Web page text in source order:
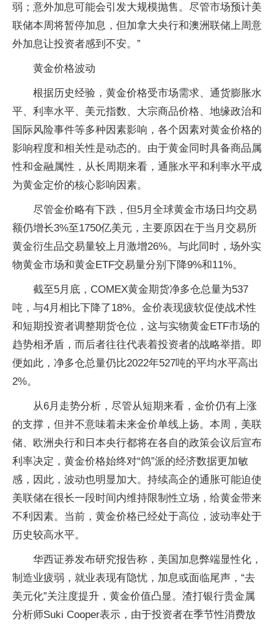
弱；意外加息可能会引发大规模抛售。尽管市场预计美
联储本周将暂停加息，但加拿大央行和澳洲联储上周意
外加息让投资者感到不安。”
黄金价格波动
根据历史经验，黄金价格受市场需求、通货膨胀水
平、利率水平、美元指数、大宗商品价格、地缘政治和
国际风险事件等多种因素影响，各个因素对黄金价格的
影响程度和相关性是动态的。由于黄金同时具备商品属
性和金融属性，从长周期来看，通胀水平和利率水平成
为黄金定价的核心影响因素。
尽管金价略有下跌，但5月全球黄金市场日均交易
额仍增长3%至1750亿美元，主要原因在于当月交易所
黄金衍生品交易量较上月激增26%。与此同时，场外实
物黄金市场和黄金ETF交易量分别下降9%和11%。
截至5月底，COMEX黄金期货净多仓总量为537
吨，与4月相比下降了18%。金价表现疲软促使战术性
和短期投资者调整期货仓位，这与实物黄金ETF市场的
趋势相矛盾，而后者往往代表着投资者的战略举措。即
便如此，净多仓总量仍比2022年527吨的平均水平高出
2%。
从6月走势分析，尽管从短期来看，金价仍有上涨
的支撑，但并不意味着未来金价单线上扬。本周，美联
储、欧洲央行和日本央行都将在各自的政策会议后宣布
利率决定，黄金价格始终对“鸽”派的经济数据更加敏
感，因此，波动也明显加大。持续高企的通胀可能迫使
美联储在很长一段时间内维持限制性立场，给黄金带来
不利因素。当前，黄金价格已经处于高位，波动率处于
历史较高水平。
华西证券发布研究报告称，美国加息弊端显性化，
制造业疲弱，就业表现有隐忧，加息或面临尾声，“去
美元化”关注度提升，黄金价值凸显。渣打银行贵金属
分析师Suki Cooper表示，由于投资者在季节性消费放